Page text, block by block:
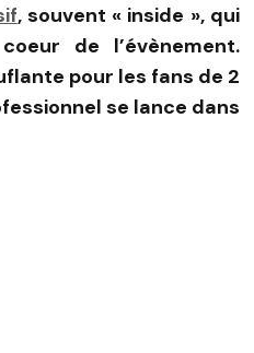
, souvent « inside », qui
de l’évènement.
pour les fans de 2
se lance dans